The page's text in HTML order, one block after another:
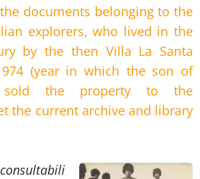
documents belonging to the
explorers, who lived in the
by the then Villa La Santa
(year in which the son of
sold the property to the
the current archive and library